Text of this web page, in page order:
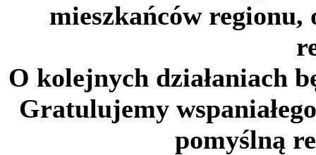
mieszkańców
O kolejnych działaniach
Gratulujemy
pomyślną